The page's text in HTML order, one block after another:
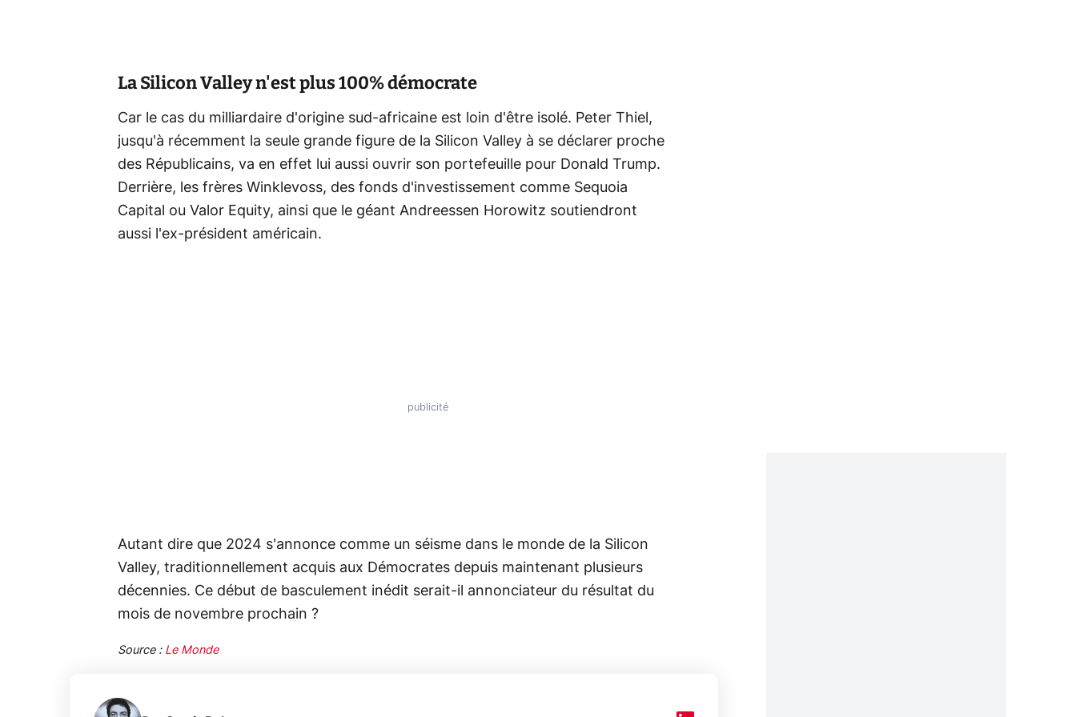
La Silicon Valley n'est plus 100% démocrate
Car le cas du milliardaire d'origine sud-africaine est loin d'être isolé. Peter Thiel,
jusqu'à récemment la seule grande figure de la Silicon Valley à se déclarer proche
des Républicains, va en effet lui aussi ouvrir son portefeuille pour Donald Trump.
Derrière, les frères Winklevoss, des fonds d'investissement comme Sequoia
Capital ou Valor Equity, ainsi que le géant Andreessen Horowitz soutiendront
aussi l'ex-président américain.
Autant dire que 2024 s'annonce comme un séisme dans le monde de la Silicon
Valley, traditionnellement acquis aux Démocrates depuis maintenant plusieurs
décennies. Ce début de basculement inédit serait-il annonciateur du résultat du
mois de novembre prochain ?
Source : Le Monde